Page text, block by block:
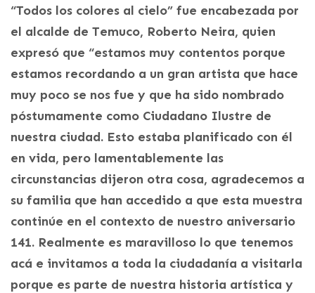
“Todos los colores al cielo” fue encabezada por
el alcalde de Temuco, Roberto Neira, quien
expresó que “estamos muy contentos porque
estamos recordando a un gran artista que hace
muy poco se nos fue y que ha sido nombrado
póstumamente como Ciudadano Ilustre de
nuestra ciudad. Esto estaba planificado con él
en vida, pero lamentablemente las
circunstancias dijeron otra cosa, agradecemos a
su familia que han accedido a que esta muestra
continúe en el contexto de nuestro aniversario
141. Realmente es maravilloso lo que tenemos
acá e invitamos a toda la ciudadanía a visitarla
porque es parte de nuestra historia artística y